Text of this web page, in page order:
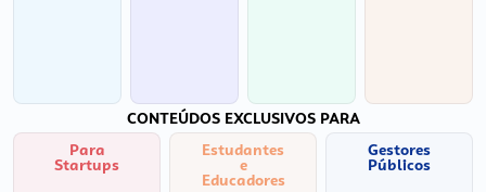
CONTEÚDOS EXCLUSIVOS PARA
Para
Startups
Estudantes
e
Educadores
Gestores
Públicos